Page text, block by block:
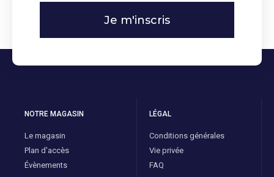
Je m'inscris
NOTRE MAGASIN
Le magasin
Plan d'accès
Évènements
LÉGAL
Conditions générales
Vie privée
FAQ